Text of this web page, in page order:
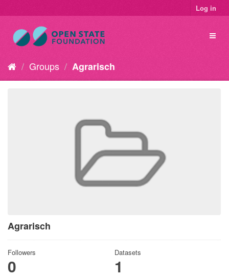
Log in
Groups Agrarisch
Agrarisch
Followers
0
Datasets
1